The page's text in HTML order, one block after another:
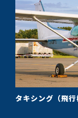
タキシング（飛